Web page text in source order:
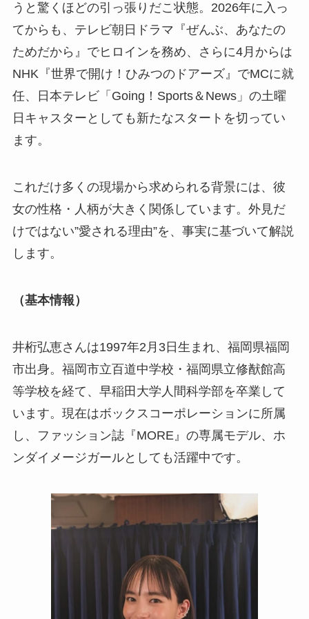
うと驚くほどの引っ張りだこ状態。2026年に入っ
てからも、テレビ朝日ドラマ『ぜんぶ、あなたの
ためだから』でヒロインを務め、さらに4月からは
NHK『世界で開け！ひみつのドアーズ』でMCに就
任、日本テレビ「Going！Sports＆News」の土曜
日キャスターとしても新たなスタートを切ってい
ます。
これだけ多くの現場から求められる背景には、彼
女の性格・人柄が大きく関係しています。外見だ
けではない”愛される理由”を、事実に基づいて解説
します。
（基本情報）
井桁弘恵さんは1997年2月3日生まれ、福岡県福岡
市出身。福岡市立百道中学校・福岡県立修猷館高
等学校を経て、早稲田大学人間科学部を卒業して
います。現在はボックスコーポレーションに所属
し、ファッション誌『MORE』の専属モデル、ホ
ンダイメージガールとしても活躍中です。